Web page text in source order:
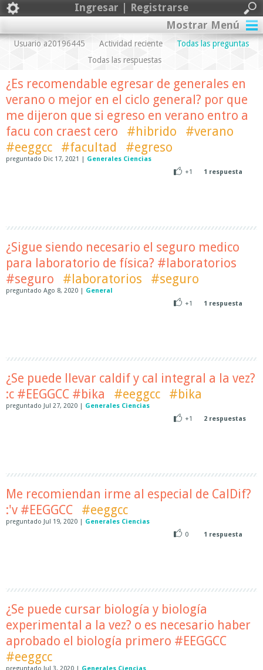
Ingresar | Registrarse
Mostrar Menú
Usuario a20196445 Actividad reciente
Todas las preguntas
Todas las respuestas
¿Es recomendable egresar de generales en
verano o mejor en el ciclo general? por que
me dijeron que si egreso en verano entro a
facu con craest cero
#hibrido
#verano
#eeggcc
#facultad #egreso
preguntado Dic 17, 2021 | Generales Ciencias
+1
1 respuesta
¿Sigue siendo necesario el seguro medico
para laboratorio de física? #laboratorios
#seguro
#laboratorios #seguro
preguntado Ago 8, 2020 | General
+1
1 respuesta
¿Se puede llevar caldif y cal integral a la vez?
:c #EEGGCC #bika
#eeggcc #bika
preguntado Jul 27, 2020 | Generales Ciencias
+1
2 respuestas
Me recomiendan irme al especial de CalDif?
:'v #EEGGCC
#eeggcc
preguntado Jul 19, 2020 | Generales Ciencias
0
1 respuesta
¿Se puede cursar biología y biología
experimental a la vez? o es necesario haber
aprobado el biología primero #EEGGCC
#eeggcc